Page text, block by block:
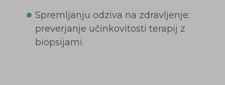
Spremljanju odziva na zdravljenje:
preverjanje učinkovitosti terapij z
biopsijami.